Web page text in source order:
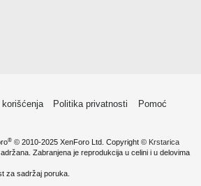
Politika privatnosti
Pomoć
® © 2010-2025 XenForo Ltd. Copyright © Krstarica
Zabranjena je reprodukcija u celini i u delovima
za sadržaj poruka.